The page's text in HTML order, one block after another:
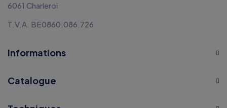
6061 Charleroi
T.V.A. BE0860.086.726
Informations
Catalogue